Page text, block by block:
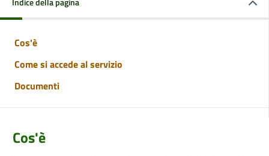
Cos'è
Come si accede al servizio
Documenti
Cos'è